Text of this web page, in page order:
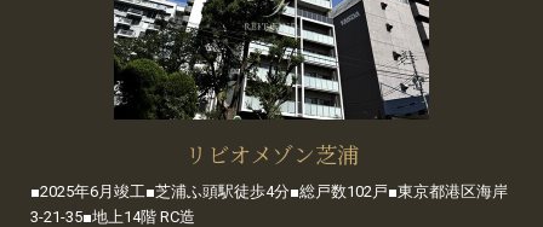
リビオメゾン芝浦
■2025年6月竣工■芝浦ふ頭駅徒歩4分■総戸数102戸■東京都港区海岸
3-21-35■地上14階 RC造